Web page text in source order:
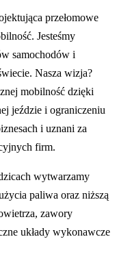
przełomowe
Jesteśmy
samochodów i
Nasza wizja?
mobilność dzięki
jeździe i ograniczeniu
i uznani za
firm.
wytwarzamy
paliwa oraz niższą
zawory
układy wykonawcze